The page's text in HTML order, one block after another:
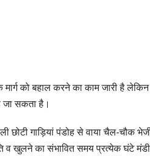
को बहाल करने का काम जारी है
जा सकता है।
गाड़ियां पंडोह से वाया चैल-चौक
व खुलने का संभावित समय प्रत्येक घंटे